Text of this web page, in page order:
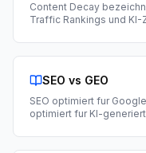
Content Decay
Traffic Rankings und
SEO vs GEO
SEO optimiert fur
optimiert fur KI-